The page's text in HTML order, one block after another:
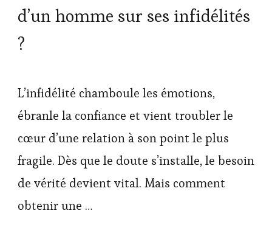
d’un homme sur ses infidélités
?
L’infidélité chamboule les émotions,
ébranle la confiance et vient troubler le
cœur d’une relation à son point le plus
fragile. Dès que le doute s’installe, le besoin
de vérité devient vital. Mais comment
obtenir une …